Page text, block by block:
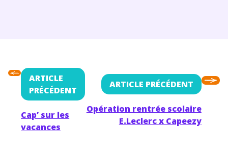
ARTICLE
PRÉCÉDENT
Cap’ sur les
vacances
ARTICLE PRÉCÉDENT
Opération rentrée scolaire
E.Leclerc x Capeezy